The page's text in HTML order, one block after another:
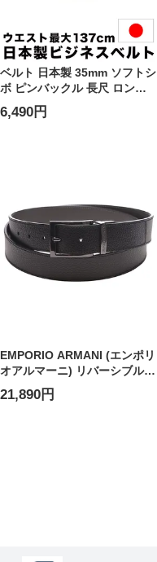
ベルト 日本製 35mm ソフトシ
ボ ピンバックル 長尺 ロング
ベルト フォーマル 大きいサイ
ズ メンズ ビジネス
6,490円
EMPORIO ARMANI (エンポリ
オアルマーニ) リバーシブル
シボレザー ベルト
EAY4S195YLO8J メンズ
21,890円